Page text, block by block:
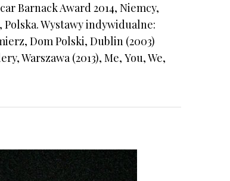
Barnack Award 2014, Niemcy,
Polska. Wystawy indywidualne:
Dom Polski, Dublin (2003)
Warszawa (2013), Me, You, We,